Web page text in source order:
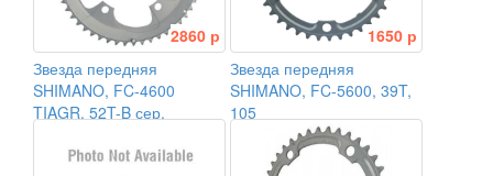
2860 р
Звезда передняя
SHIMANO, FC-4600
TIAGR, 52T-B сер.
1650 р
Звезда передняя
SHIMANO, FC-5600, 39T,
105